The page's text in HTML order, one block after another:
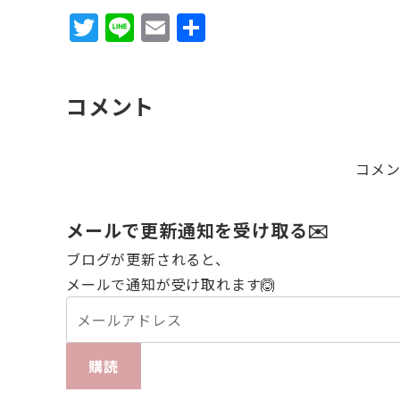
T
w
te
Li
n
E
m
コメント
コメ
メールで更新通知を受け取る✉️
ブログが更新されると、
メールで通知が受け取れます🙆
購読